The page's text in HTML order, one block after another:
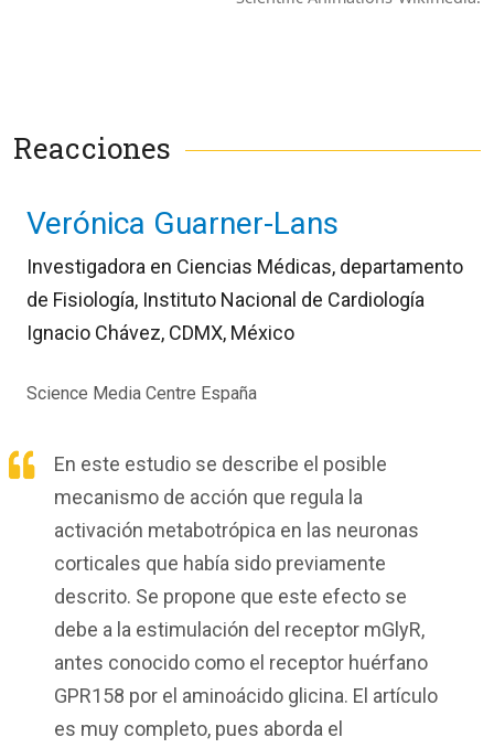
Reacciones
Verónica Guarner-Lans
Investigadora en Ciencias Médicas, departamento
de Fisiología, Instituto Nacional de Cardiología
Ignacio Chávez, CDMX, México
Science Media Centre España
En este estudio se describe el posible
mecanismo de acción que regula la
activación metabotrópica en las neuronas
corticales que había sido previamente
descrito. Se propone que este efecto se
debe a la estimulación del receptor mGlyR,
antes conocido como el receptor huérfano
GPR158 por el aminoácido glicina. El artículo
es muy completo, pues aborda el